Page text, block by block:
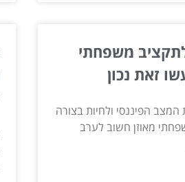
לתקציב משפחתי
זאת נכון
הפיננסי ולחיות בצורה
מאוזן חשוב לערב